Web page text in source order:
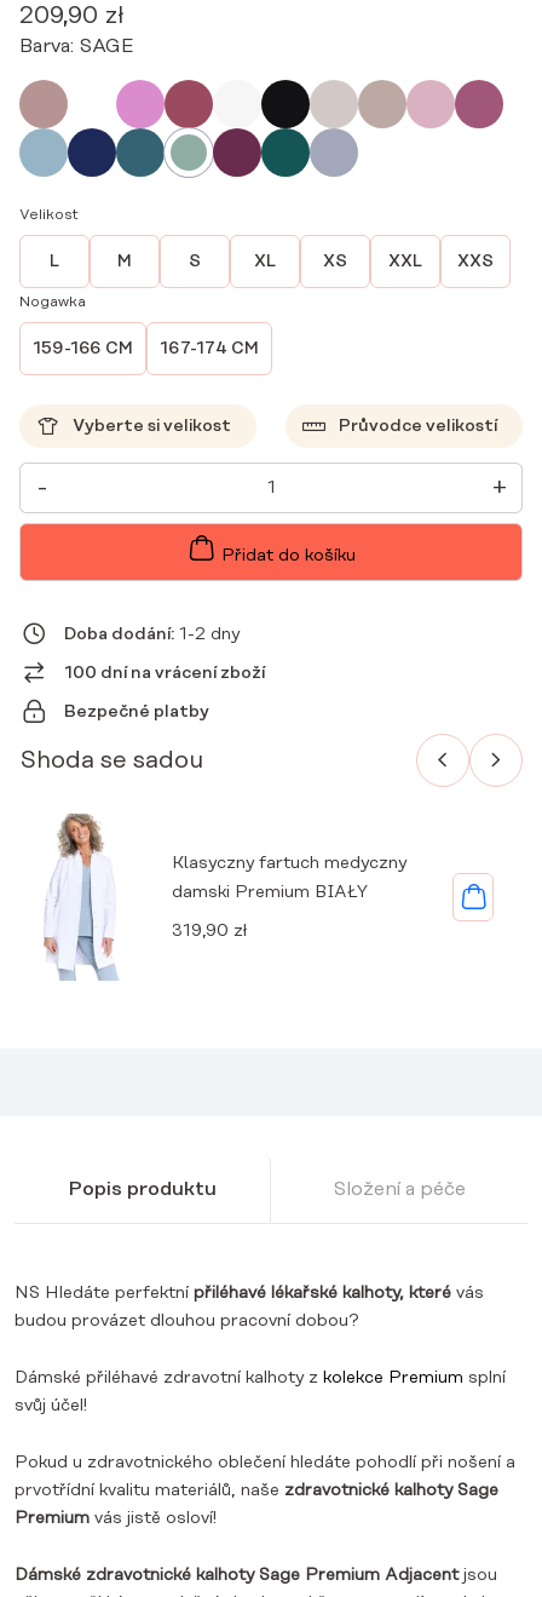
209,90 zł
Barva: SAGE
Velikost
L M S XL XS XXL XXS
Nogawka
159-166 CM 167-174 CM
Vyberte si velikost Průvodce velikostí
-
DÁMSKÉ
ZDRAVOTNÍ
KALHOTY
PREMIUM
+
Přidat do košíku
Doba dodání: 1-2 dny
100 dní na vrácení zboží
Bezpečné platby
Shoda se sadou
Klasyczny fartuch medyczny
damski Premium BIAŁY
319,90 zł
Popis produktu Složení a péče
NS Hledáte perfektní přiléhavé lékařské kalhoty, které vás
budou provázet dlouhou pracovní dobou?
Dámské přiléhavé zdravotní kalhoty z kolekce Premium splní
svůj účel!
Pokud u zdravotnického oblečení hledáte pohodlí při nošení a
prvotřídní kvalitu materiálů, naše zdravotnické kalhoty Sage
Premium vás jistě osloví!
Dámské zdravotnické kalhoty Sage Premium Adjacentjsou